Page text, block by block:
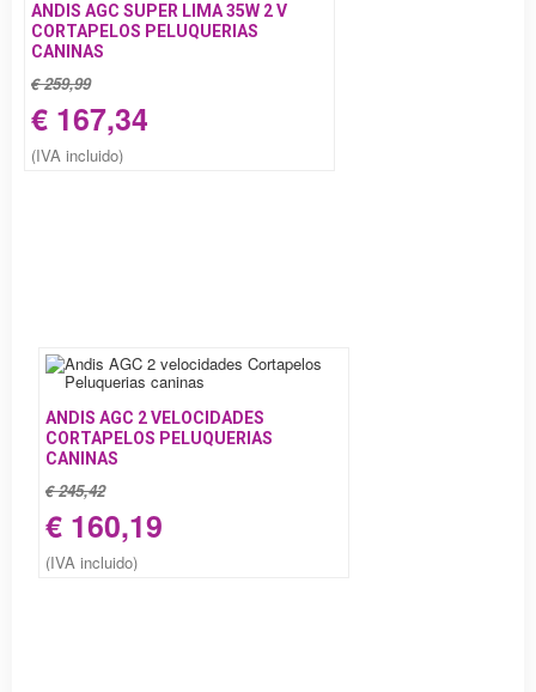
ANDIS AGC SUPER LIMA 35W 2 V
CORTAPELOS PELUQUERIAS
CANINAS
€ 259,99
€ 167,34
(IVA incluido)
ANDIS AGC 2 VELOCIDADES
CORTAPELOS PELUQUERIAS
CANINAS
€ 245,42
€ 160,19
(IVA incluido)